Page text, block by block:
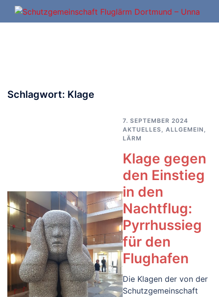
Zum
Schlagwort: Klage
7. SEPTEMBER 2024
AKTUELLES
ALLGEMEIN
LÄRM
Klage gegen
den Einstieg
in den
Nachtflug:
Pyrrhussieg
für den
Flughafen
Die Klagen der von der
Schutzgemeinschaft